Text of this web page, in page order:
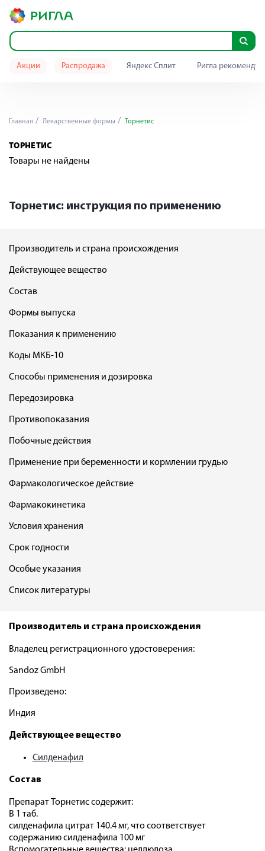
Акции Распродажа Яндекс Сплит Ригла
Главная Лекарственные формы Торнетис
ТОРНЕТИС
Товары не найдены
Торнетис: инструкция по применению
Производитель и страна происхождения
Действующее вещество
Состав
Формы выпуска
Показания к применению
Коды МКБ-10
Способы применения и дозировка
Передозировка
Противопоказания
Побочные действия
Применение при беременности и кормлении грудью
Фармакологическое действие
Фармакокинетика
Условия хранения
Срок годности
Особые указания
Список литературы
Производитель и страна происхождения
Владелец регистрационного удостоверения:
Sandoz GmbH
Произведено:
Индия
Действующее вещество
Силденафил
Состав
Препарат Торнетис содержит:
В 1 таб.
силденафила цитрат 140.4 мг, что соответствует
содержанию силденафила 100 мг